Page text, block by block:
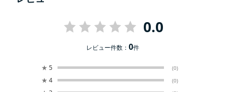
0.0
レビュー件数：0件
★ 5 (0)
★ 4 (0)